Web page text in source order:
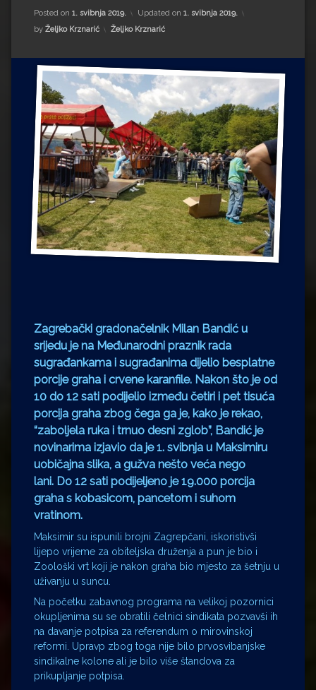
Drugi autori
Drugi autori
Matea Andrić
Ljiljana Lekanić-Kljaić
Željko Krznarić
Mario Lovreković
Miroslav Šantek
Posted on 1. svibnja 2019. Updated on 1. svibnja 2019.
by Željko Krznarić Kategorije:
Željko Krznarić
Zagrebački gradonačelnik Milan Bandić u
srijedu je na Međunarodni praznik rada
sugrađankama i sugrađanima dijelio besplatne
porcije graha i crvene karanfile. Nakon što je od
10 do 12 sati podijelio između četiri i pet tisuća
porcija graha zbog čega ga je, kako je rekao,
“zaboljela ruka i trnuo desni zglob”, Bandić je
novinarima izjavio da je 1. svibnja u Maksimiru
uobičajna slika, a gužva nešto veća nego
lani. Do 12 sati podijeljeno je 19.000 porcija
graha s kobasicom, pancetom i suhom
vratinom.
Maksimir su ispunili brojni Zagrepčani, iskoristivši
lijepo vrijeme za obiteljska druženja a pun je bio i
Zoološki vrt koji je nakon graha bio mjesto za šetnju u
uživanju u suncu.
Na početku zabavnog programa na velikoj pozornici
okupljenima su se obratili čelnici sindikata pozvavši ih
na davanje potpisa za referendum o mirovinskoj
reformi. Upravp zbog toga nije bilo prvosvibanjske
sindikalne kolone ali je bilo više štandova za
prikupljanje potpisa.